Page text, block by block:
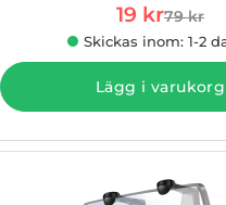
rea pris
19 krtidigare
79 kr
Skickas inom: 1-2
Lägg i varukorg